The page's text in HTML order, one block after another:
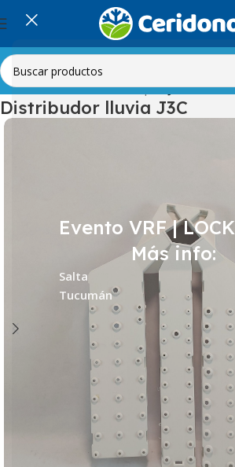
Evento VRF |
Más info:
Salta
Tucumán
Inicio Línea Blanca Lavarropas
Distribudor lluvia J3C